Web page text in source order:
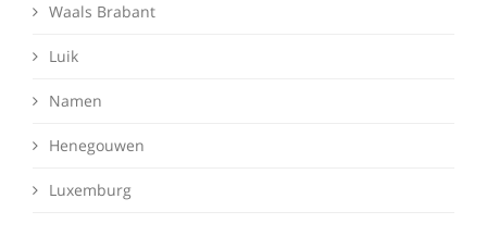
Waals Brabant
Luik
Namen
Henegouwen
Luxemburg